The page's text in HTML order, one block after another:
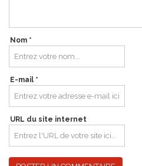
Nom *
E-mail *
URL du site internet